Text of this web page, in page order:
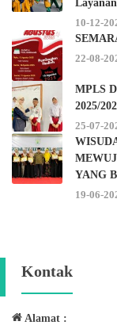
10-12-
22-08-
MPLS
2025/
25-07-
YANG
19-06-
Kontak
Alamat :